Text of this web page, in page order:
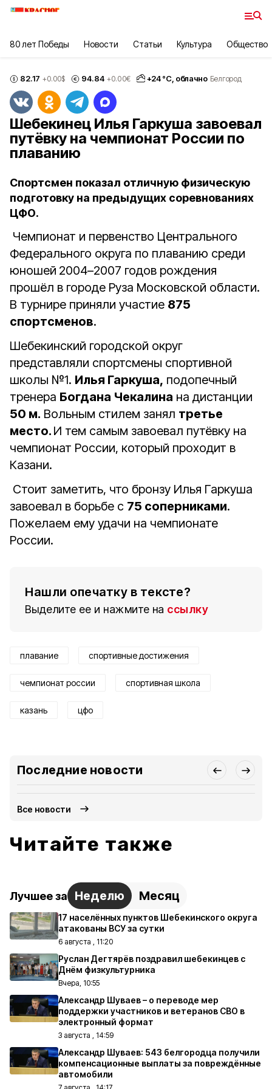
80 лет Победы Новости Статьи Культура Общество
82.17 +0.00$ 94.84 +0.00€ +24°С, облачно Белгород
Шебекинец Илья Гаркуша завоевал
путёвку на чемпионат России по
плаванию
Спортсмен показал отличную физическую
подготовку на предыдущих соревнованиях
ЦФО.
Чемпионат и первенство Центрального
Федерального округа по плаванию среди
юношей 2004–2007 годов рождения
прошёл в городе Руза Московской области.
В турнире приняли участие 875
спортсменов.
Шебекинский городской округ
представляли спортсмены спортивной
школы №1. Илья Гаркуша, подопечный
тренера Богдана Чекалина на дистанции
50 м. Вольным стилем занял третье
место. И тем самым завоевал путёвку на
чемпионат России, который проходит в
Казани.
Стоит заметить, что бронзу Илья Гаркуша
завоевал в борьбе с 75 соперниками.
Пожелаем ему удачи на чемпионате
России.
Нашли опечатку в тексте?
Выделите ее и нажмите на ссылку
плавание спортивные достижения
чемпионат россии спортивная школа
казань цфо
Последние новости
Все новости
Читайте также
Лучшее за Неделю Месяц
17 населённых пунктов Шебекинского округа
атакованы ВСУ за сутки
6 августа , 11:20
Руслан Дегтярёв поздравил шебекинцев с
Днём физкультурника
Вчера, 10:55
Александр Шуваев – о переводе мер
поддержки участников и ветеранов СВО в
электронный формат
3 августа , 14:59
Александр Шуваев: 543 белгородца получили
компенсационные выплаты за повреждённые
автомобили